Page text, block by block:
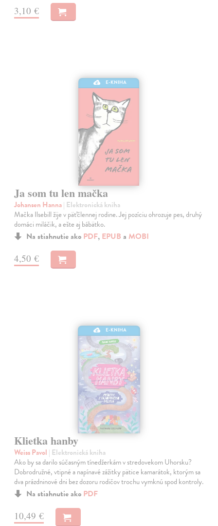
3,10 €
E-KNIHA
Ja som tu len mačka
Johansen Hanna| Elektronická kniha
Mačka Ilsebill žije v päťčlennej rodine. Jej pozíciu ohrozuje pes, druhý
domáci miláčik, a ešte aj bábätko.
Na stiahnutie ako PDF, EPUB a MOBI
4,50 €
E-KNIHA
Klietka hanby
Weiss Pavol | Elektronická kniha
Ako by sa darilo súčasným tínedžerkám v stredovekom Uhorsku?
Dobrodružné, vtipné a napínavé zážitky pätice kamarátok, ktorým sa
dva prázdninové dni bez dozoru rodičov trochu vymknú spod kontroly.
Na stiahnutie ako PDF
10,49 €